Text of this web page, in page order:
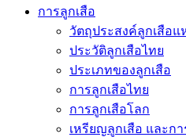
การลูกเสือ
วัตถุประสงค์ลูกเสือแ
ประวัติลูกเสือไทย
ประเภทของลูกเสือ
การลูกเสือไทย
การลูกเสือโลก
เหรียญลูกเสือ และก